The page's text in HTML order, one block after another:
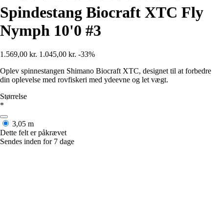
Spindestang Biocraft XTC Fly
Nymph 10'0 #3
1.569,00 kr. 1.045,00 kr. -33%
Oplev spinnestangen Shimano Biocraft XTC, designet til at forbedre
din oplevelse med rovfiskeri med ydeevne og let vægt.
Størrelse
*
3,05 m
Dette felt er påkrævet
Sendes inden for 7 dage